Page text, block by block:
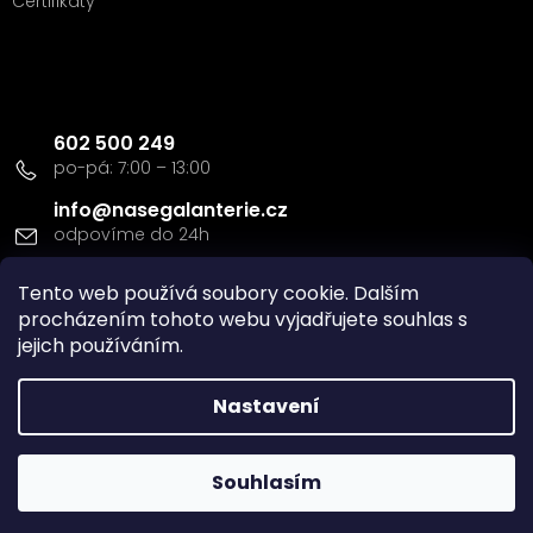
Tento web používá soubory cookie. Dalším
procházením tohoto webu vyjadřujete souhlas s
jejich používáním.
Nastavení
Souhlasím
info@nasegalanterie.cz
602 500 249
Doprava a platba
Vytvořil Shoptet
Naše Galanterie s.r.o
vyhrazena.